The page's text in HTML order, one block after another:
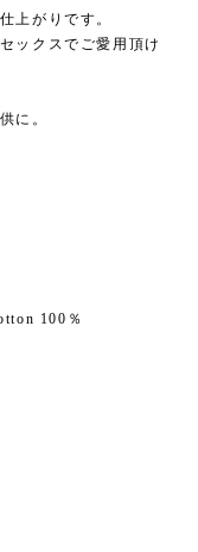
上がりです。
ックスでご愛用頂け
に。
100％